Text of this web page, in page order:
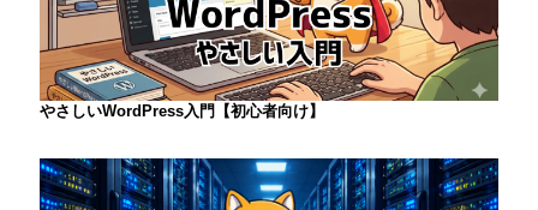
やさしいWordPress入門【初心者向け】